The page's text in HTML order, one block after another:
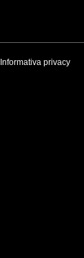
Informativa privacy